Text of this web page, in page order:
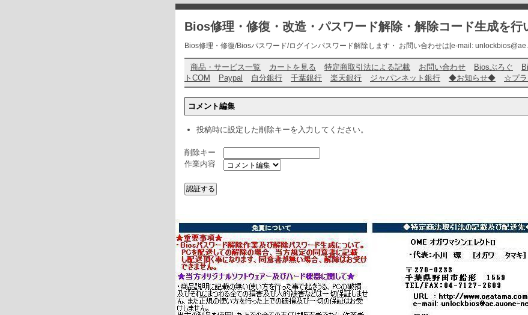
Bios修理・修復・改造・パスワード解除・解除コード生成を行
Bios修理・修復/Biosパスワード/ログインパスワード解除します・ お問い合わせは[e-mail:
商品・サービス一覧 カートを見る 特定商取引法による記載 お問い合わせ Biosぶろぐ
トCOM
Paypal 自分銀行 千葉銀行 楽天銀行 ジャパンネット銀行 ◆お知らせ◆ ☆プラ
コメント編集
投稿時に設定した削除キーを入力してください。
削除キー
作業内容